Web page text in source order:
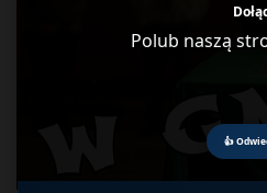
Polub naszą
👍